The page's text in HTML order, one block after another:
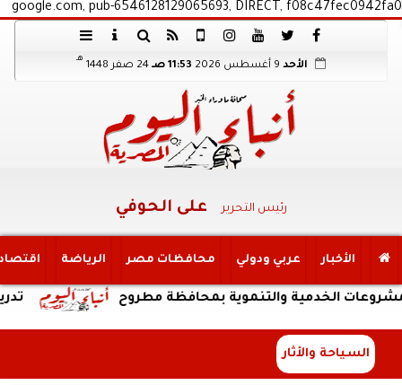
google.com, pub-6546128129065693, DIRECT, f08c47fec0942fa0
الأحد 11:53 صـ 24 صفر 1448
هـ
رئيس التحرير على الحوفي
الأخبار عربي ودولي محافظات مصر الرياضة
تدريبات الخدمية والتنموية بمحافظة مطروح
السياحة والأثار